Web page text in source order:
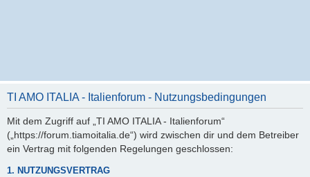
TI AMO ITALIA - Italienforum - Nutzungsbedingungen
Mit dem Zugriff auf „TI AMO ITALIA - Italienforum“
(„https://forum.tiamoitalia.de“) wird zwischen dir und dem Betreiber
ein Vertrag mit folgenden Regelungen geschlossen:
1. NUTZUNGSVERTRAG